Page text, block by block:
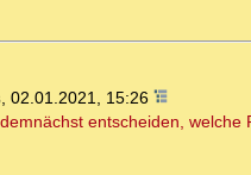
, 02.01.2021, 15:26
entscheiden, welche